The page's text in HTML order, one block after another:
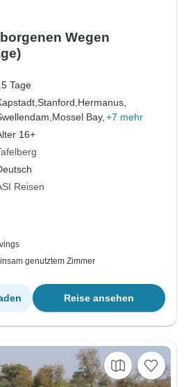
Wegen
Tage
Stanford, Hermanus,
Mossel Bay, +7 mehr
16+
Reisen
genutztem Zimmer
Reise ansehen